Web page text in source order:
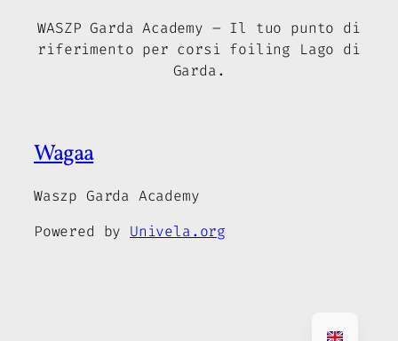
WASZP Garda Academy – Il tuo punto di
riferimento per corsi foiling Lago di
Garda.
Wagaa
Waszp Garda Academy
Powered by Univela.org